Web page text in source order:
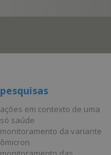
pesquisas
ações em contexto de uma
só saúde
monitoramento da variante
ômicron